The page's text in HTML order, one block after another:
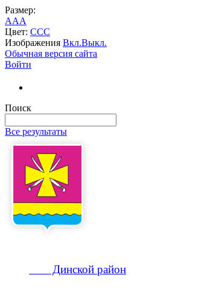
Размер:
AAA
Цвет: CCC
Изображения Вкл.Выкл.
Обычная версия сайта
Войти
Поиск
Все результаты
Динской район